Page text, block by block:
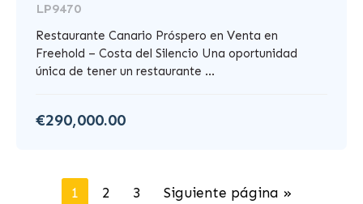
LP9470
Restaurante Canario Próspero en Venta en
Freehold – Costa del Silencio Una oportunidad
única de tener un restaurante ...
€290,000.00
1 2 3 Siguiente página »